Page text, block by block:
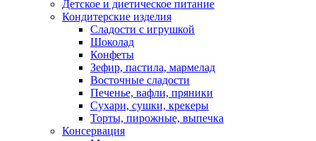
Детское и диетическое питание
Кондитерские изделия
Сладости с игрушкой
Шоколад
Конфеты
Зефир, пастила, мармелад
Восточные сладости
Печенье, вафли, пряники
Сухари, сушки, крекеры
Торты, пирожные, выпечка
Консервация